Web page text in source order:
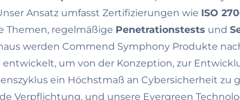
Ansatz umfasst Zertifizierungen wie ISO
Themen, regelmäßige Penetrationstests und
werden Commend Symphony Produkte
entwickelt, um von der Konzeption, zur
ein Höchstmaß an Cybersicherheit zu
Verpflichtung, und unsere Evergreen